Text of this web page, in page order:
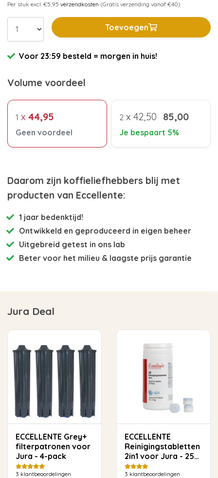
Per stuk excl. €5,95 verzendkosten (Gratis verzending vanaf €40)
Toevoegen
Voor 23:59 besteld = morgen in huis!
Volume voordeel
1 x 44,95
Geen voordeel
2 x 42,50 85,00
Je bespaart 5%
Daarom zijn koffieliefhebbers blij met
producten van Eccellente:
1 jaar bedenktijd!
Ontwikkeld en geproduceerd in eigen beheer
Uitgebreid getest in ons lab
Beter voor het milieu & laagste prijs garantie
Jura Deal
ECCELLENTE Grey+
filterpatronen voor
Jura - 4-pack
3 klantbeoordelingen
ECCELLENTE
Reinigingstabletten
2in1 voor Jura - 25
stuks
3 klantbeoordelingen